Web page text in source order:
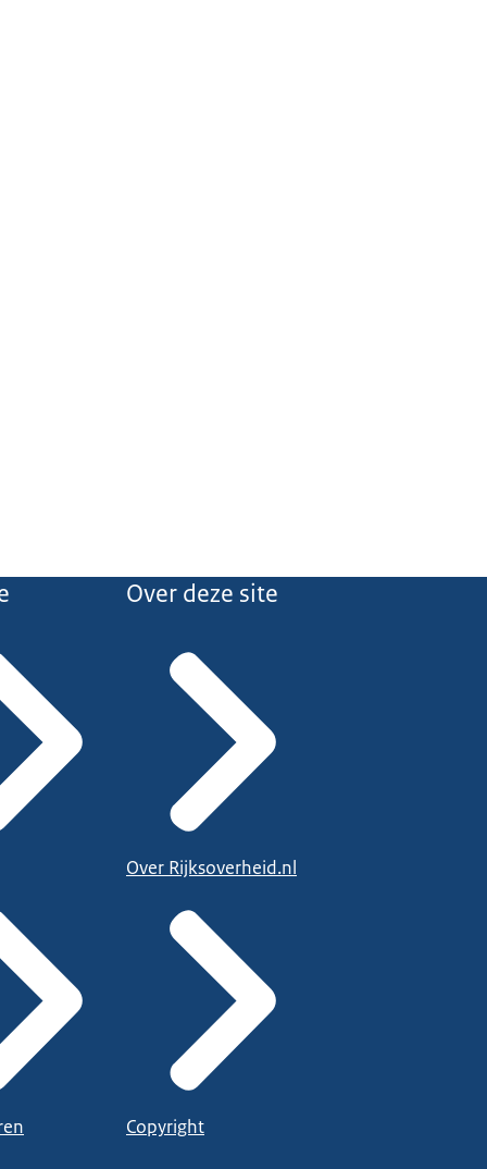
Over deze site
Over Rijksoverheid.nl
Copyright